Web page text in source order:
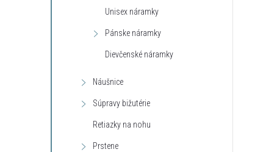
Unisex náramky
Pánske náramky
Dievčenské náramky
Náušnice
Súpravy bižutérie
Retiazky na nohu
Prstene